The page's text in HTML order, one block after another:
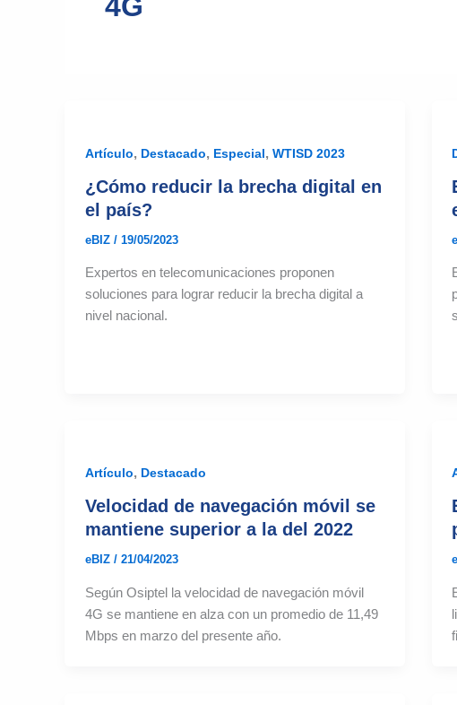
Artículo, Destacado, Especial, WTISD 2023
¿Cómo reducir la brecha digital en
el país?
eBIZ / 19/05/2023
Expertos en telecomunicaciones proponen
soluciones para lograr reducir la brecha digital a
nivel nacional.
Artículo, Destacado
Velocidad de navegación móvil se
mantiene superior a la del 2022
eBIZ / 21/04/2023
Según Osiptel la velocidad de navegación móvil
4G se mantiene en alza con un promedio de 11,49
Mbps en marzo del presente año.